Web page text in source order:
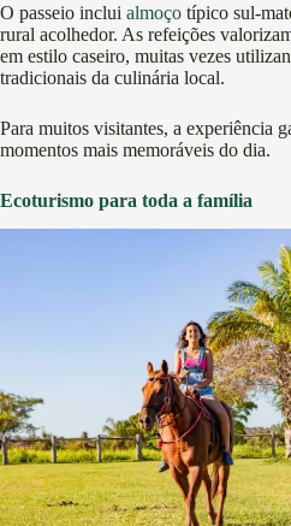
O passeio inclui almoço típico sul-
rural acolhedor. As refeições
em estilo caseiro, muitas vezes
tradicionais da culinária local.
Para muitos visitantes, a experiência
momentos mais memoráveis do dia.
Ecoturismo para toda a família